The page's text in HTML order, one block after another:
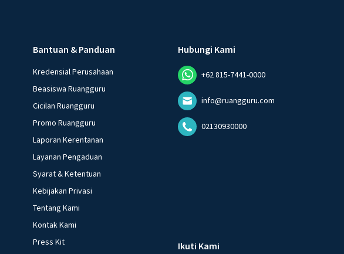
Bantuan & Panduan
Kredensial Perusahaan
Beasiswa Ruangguru
Cicilan Ruangguru
Promo Ruangguru
Laporan Kerentanan
Layanan Pengaduan
Syarat & Ketentuan
Kebijakan Privasi
Tentang Kami
Kontak Kami
Press Kit
Hubungi Kami
+62 815-7441-0000
info@ruangguru.com
02130930000
Ikuti Kami